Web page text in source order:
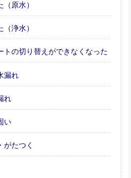
原水）
浄水）
トの切り替えができなくなった
漏れ
れ
い
がたつく